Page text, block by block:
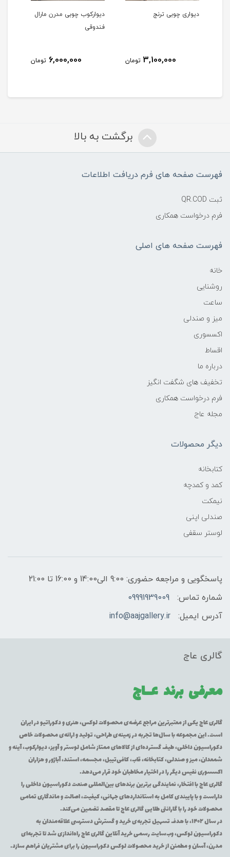
دیواری چوبی ترنج
3,100,000 تومان
دیوارکوب چوبی مدرن مارال
فندوقی
6,000,000 تومان
برگشت به بالا
فهرست صفحه های فرم دریافت اطلاعات
ثبت QR.COD
فرم درخواست همکاری
فهرست صفحه های اصلی
خانه
روشنایی
ساعت
میز و صندلی
اکسسوری
اقساط
درباره ما
تخفیف های شگفت انگیز
فرم درخواست همکاری
مجله عاج
دیگر محصولات
کتابخانه
کمد و کمدچه
نیمکت
صندلی اپنی
لوستر سقفی
پاسخگویی و مراجعه حضوری: 9:00 الی14:00 و 16:00 تا 21:00
شماره تماس:
09991939009
آدرس ایمیل:
info@aajgallery.ir
گالری عاج
معرفی برند عــاج
گالری عاج یکی از معتبرترین مراجع عرضه‌ی محصولات لوکس، هنری و دکوراتیو در ایران
است. این مجموعه با سال‌ها تجربه در زمینه‌ی طراحی، تولید و ارائه‌ی محصولات خاص
دکوراسیون داخلی، طیف گسترده‌ای از کالاهای ممتاز شامل لوستر و آویز، دیوارکوب، آینه و
شمعدان، میز و صندلی، کتابخانه، قاب، کافی‌تیبل، مجسمه، استند، آباژور و هزاران
اکسسوری نفیس دیگر را در اختیار مخاطبان خود قرار می‌دهد.
گالری عاج با افتخار، نمایندگی برترین برندهای بین‌المللی صنعت دکوراسیون داخلی را
داراست و با پایبندی کامل به استانداردهای جهانی، کیفیت، اصالت و ماندگاری تمامی
محصولات خود را با گارانتی طلایی گالری عاج تا مقصد تضمین می‌کند.
در سال ۱۴۰۲، با هدف تسهیل تجربه‌ی خرید و گسترش دسترسی علاقه‌مندان به
دکوراسیون لوکس، وب‌سایت رسمی خرید آنلاین گالری عاج راه‌اندازی شد تا تجربه‌ای
مدرن، آسان و مطمئن از خرید محصولات لوکس دکوراسیون را برای مشتریان فراهم سازد.